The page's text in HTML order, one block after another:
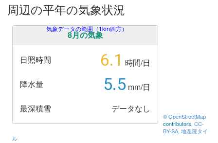
周辺の平年の気象状況
8月の気象
日照時間 6.1 時間/日
降水量
5.5 mm/日
最深積雪
データなし
気象データの範囲（1km四方）
©OpenStreetMap
contributors,CC-
BY-SA,地理院タイ
ル